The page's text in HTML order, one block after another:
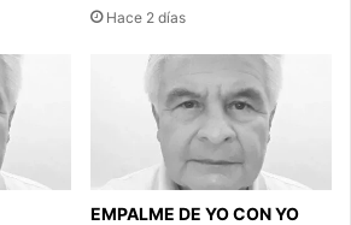
Hace 2 días
EMPALME DE YO CON YO